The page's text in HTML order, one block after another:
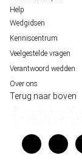
Help
Wedgidsen
Kenniscentrum
Veelgestelde vragen
Verantwoord wedden
Over ons
Terug naar boven